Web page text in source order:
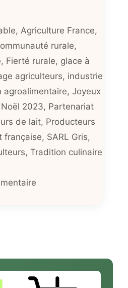
, Agriculture France,
rurale,
, Fierté rurale, glace à
agriculteurs, industrie
agroalimentaire, Joyeux
Noël 2023, Partenariat
de lait, Producteurs
française, SARL Gris,
, Tradition culinaire